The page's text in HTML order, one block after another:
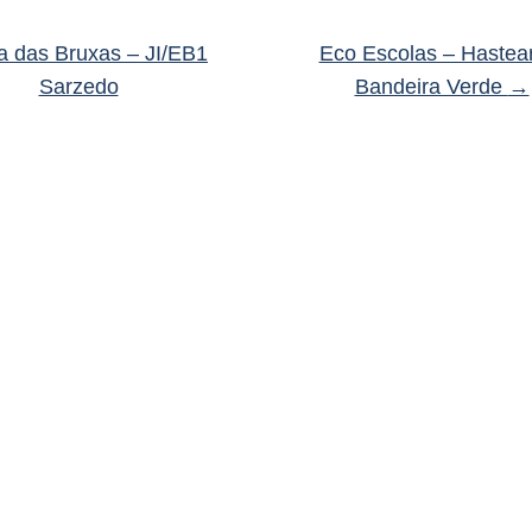
das Bruxas – JI/EB1
Sarzedo
Eco Escolas –
Bandeira Verde →